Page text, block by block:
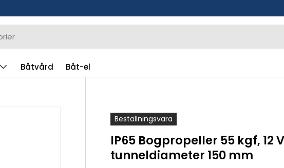
Båtvård Båt-el
Beställningsvara
IP65 Bogpropeller 55 kgf, 12
tunneldiameter 150 mm